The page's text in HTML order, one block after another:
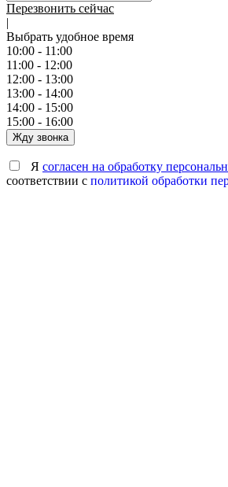
Перезвонить сейчас
|
Выбрать удобное время
10:00 - 11:00
11:00 - 12:00
12:00 - 13:00
13:00 - 14:00
14:00 - 15:00
15:00 - 16:00
Жду звонка
Я согласен на обработку
соответствии с политикой обработки